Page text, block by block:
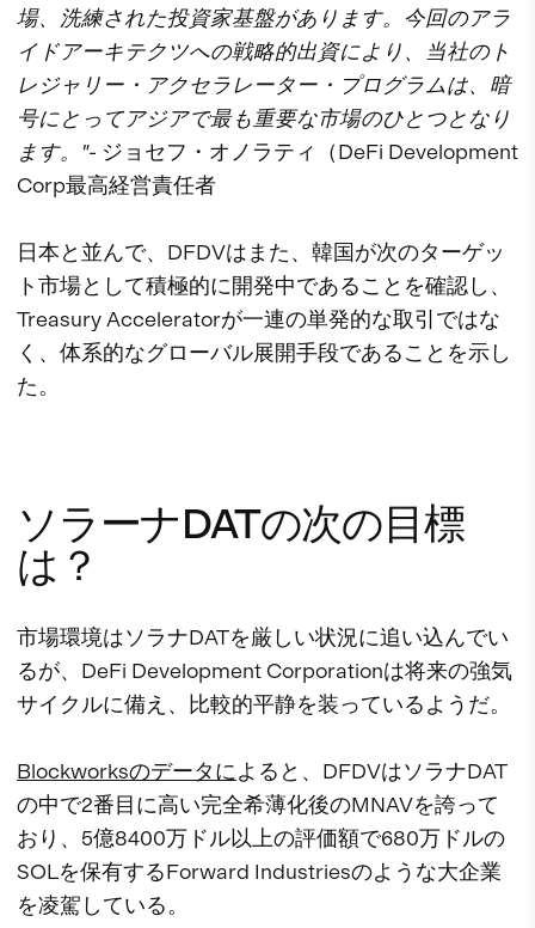
場、洗練された投資家基盤があります。今回のアラ
イドアーキテクツへの戦略的出資により、当社のト
レジャリー・アクセラレーター・プログラムは、暗
号にとってアジアで最も重要な市場のひとつとなり
ます。"- ジョセフ・オノラティ（DeFi Development
Corp最高経営責任者
日本と並んで、DFDVはまた、韓国が次のターゲッ
ト市場として積極的に開発中であることを確認し、
Treasury Acceleratorが一連の単発的な取引ではな
く、体系的なグローバル展開手段であることを示し
た。
ソラーナDATの次の目標
は？
市場環境はソラナDATを厳しい状況に追い込んでい
るが、DeFi Development Corporationは将来の強気
サイクルに備え、比較的平静を装っているようだ。
Blockworksのデータによると、DFDVはソラナDAT
の中で2番目に高い完全希薄化後のMNAVを誇って
おり、5億8400万ドル以上の評価額で680万ドルの
SOLを保有するForward Industriesのような大企業
を凌駕している。